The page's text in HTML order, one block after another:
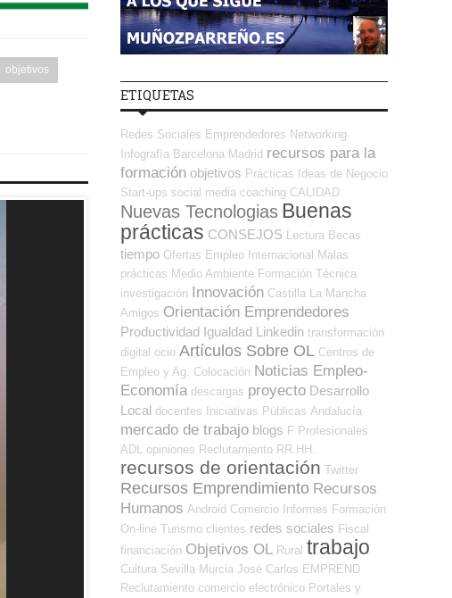
objetivos
ETIQUETAS
Redes Sociales Emprendedores Networking
Infografía Barcelona Madrid recursos para la
formación objetivos Prácticas
Ideas de Negocio
Start-ups social media coaching CALIDAD
Nuevas Tecnologias Buenas
prácticas CONSEJOS Lectura Becas
tiempo Ofertas Empleo Internacional
Malas
prácticas Medio Ambiente Formación Técnica
investigación Innovación Castilla La Mancha
Amigos Orientación Emprendedores
Productividad Igualdad Linkedin transformación
digital ocio Artículos Sobre OL Centros de
Empleo y Ag. Colocación Noticias Empleo-
Economía descargas proyecto Desarrollo
Local docentes Iniciativas Públicas Andalucía
mercado de trabajo blogs F Profesionales
ADL
opiniones Reclutamiento RR.HH.
recursos de orientación Twitter
Recursos Emprendimiento Recursos
Humanos Android Comercio Informes Formación
On-line Turismo clientes redes sociales Fiscal
financiación Objetivos OL Rural trabajo
Cultura Sevilla Murcia José Carlos EMPREND
Reclutamiento comercio electrónico Portales y